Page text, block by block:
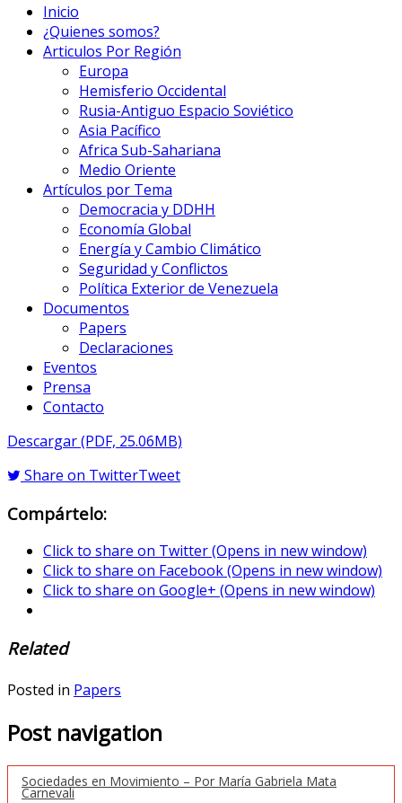
Inicio
¿Quienes somos?
Articulos Por Región
Europa
Hemisferio Occidental
Rusia-Antiguo Espacio Soviético
Asia Pacífico
Africa Sub-Sahariana
Medio Oriente
Artículos por Tema
Democracia y DDHH
Economía Global
Energía y Cambio Climático
Seguridad y Conflictos
Política Exterior de Venezuela
Documentos
Papers
Declaraciones
Eventos
Prensa
Contacto
Descargar (PDF, 25.06MB)
Share on TwitterTweet
Compártelo:
Click to share on Twitter (Opens in new window)
Click to share on Facebook (Opens in new window)
Click to share on Google+ (Opens in new window)
Related
Posted in Papers
Post navigation
Sociedades en Movimiento – Por María Gabriela Mata
Carnevali